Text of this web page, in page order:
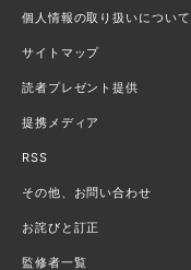
個人情報の取り扱いについて
サイトマップ
読者プレゼント提供
提携メディア
RSS
その他、お問い合わせ
お詫びと訂正
監修者一覧